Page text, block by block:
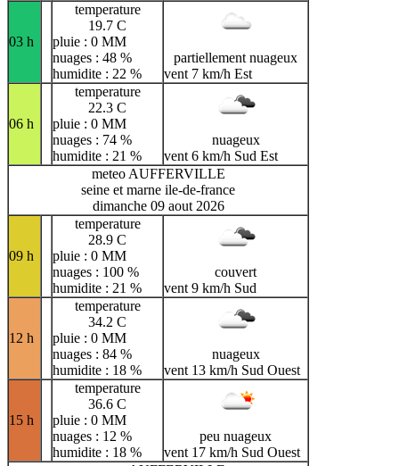
03 h
temperature
19.7 C
pluie : 0 MM
nuages : 48 %
humidite : 22 %
partiellement nuageux
vent 7 km/h Est
06 h
temperature
22.3 C
pluie : 0 MM
nuages : 74 %
humidite : 21 %
nuageux
vent 6 km/h Sud Est
meteo AUFFERVILLE
seine et marne ile-de-france
dimanche 09 aout 2026
09 h
temperature
28.9 C
pluie : 0 MM
nuages : 100 %
humidite : 21 %
couvert
vent 9 km/h Sud
12 h
temperature
34.2 C
pluie : 0 MM
nuages : 84 %
humidite : 18 %
nuageux
vent 13 km/h Sud Ouest
15 h
temperature
36.6 C
pluie : 0 MM
nuages : 12 %
humidite : 18 %
peu nuageux
vent 17 km/h Sud Ouest